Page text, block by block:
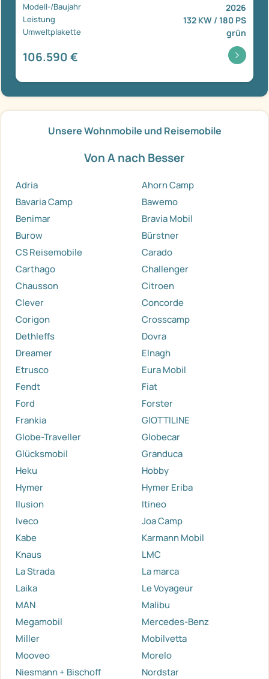
Modell-/Baujahr 2026
Leistung 132 KW / 180 PS
Umweltplakette grün
106.590 €
Unsere Wohnmobile und Reisemobile
Von A nach Besser
Adria
Ahorn Camp
Bavaria Camp
Bawemo
Benimar
Bravia Mobil
Burow
Bürstner
CS Reisemobile
Carado
Carthago
Challenger
Chausson
Citroen
Clever
Concorde
Corigon
Crosscamp
Dethleffs
Dovra
Dreamer
Elnagh
Etrusco
Eura Mobil
Fendt
Fiat
Ford
Forster
Frankia
GIOTTILINE
Globe-Traveller
Globecar
Glücksmobil
Granduca
Heku
Hobby
Hymer
Hymer Eriba
Ilusion
Itineo
Iveco
Joa Camp
Kabe
Karmann Mobil
Knaus
LMC
La Strada
La marca
Laika
Le Voyageur
MAN
Malibu
Megamobil
Mercedes-Benz
Miller
Mobilvetta
Mooveo
Morelo
Niesmann + Bischoff
Nordstar